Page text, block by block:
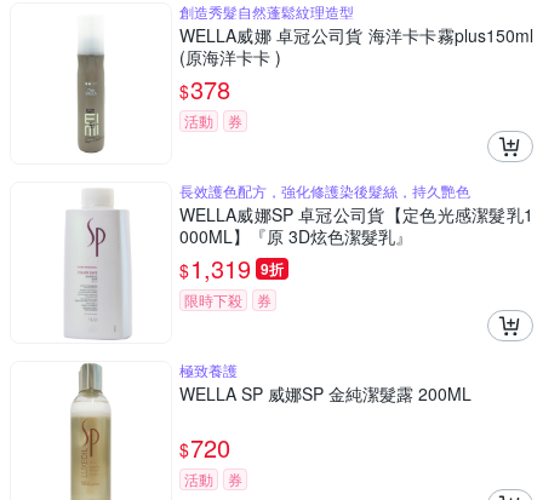
創造秀髮自然蓬鬆紋理造型
WELLA威娜 卓冠公司貨 海洋卡卡霧plus150ml
(原海洋卡卡 )
$378
活動 券
長效護色配方，強化修護染後髮絲，持久艷色
WELLA威娜SP 卓冠公司貨【定色光感潔髮乳1
000ML】『原 3D炫色潔髮乳』
$1,319 9折
限時下殺 券
極致養護
WELLA SP 威娜SP 金純潔髮露 200ML
$720
活動 券